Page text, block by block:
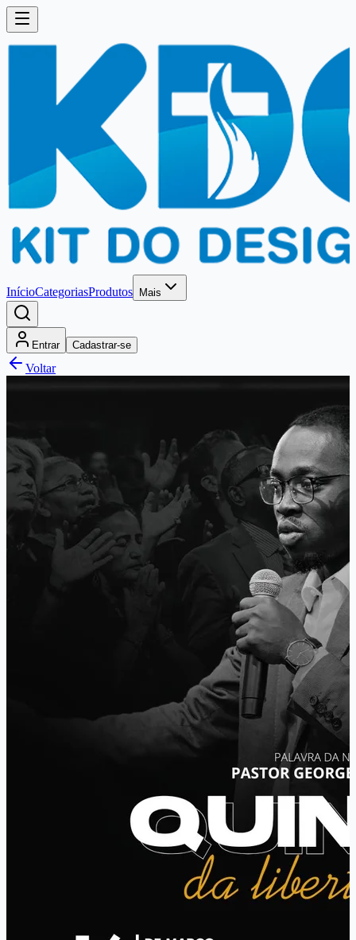
InícioCategoriasProdutos Mais
Entrar Cadastrar-se
Voltar